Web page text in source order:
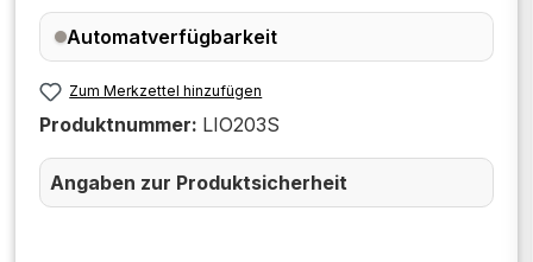
Automatverfügbarkeit
Zum Merkzettel hinzufügen
Produktnummer: LIO203S
Angaben zur Produktsicherheit